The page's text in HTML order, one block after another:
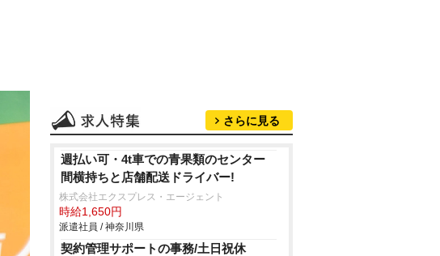
さらに見る
週払い可・4t車での青果類のセンター
間横持ちと店舗配送ドライバー!
株式会社エクスプレス・エージェント
時給1,650円
派遣社員 / 神奈川県
契約管理サポートの事務/土日祝休